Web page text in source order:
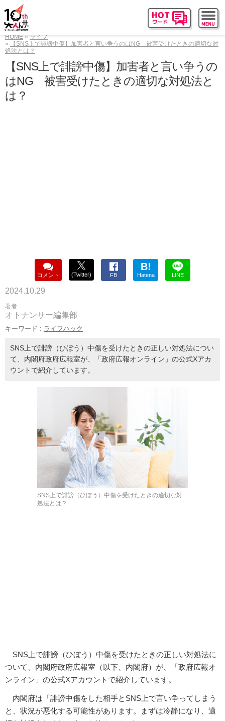
HOME
ライフ
【SNS上で誹謗中傷】加害者と言い争うのはNG 被害受けたときの適切な対
処法とは？
【SNS上で誹謗中傷】加害者と言い争うの
はNG 被害受けたときの適切な対処法と
は？
コメント (Twitter) FB
B!
Hatena LINE
2024.10.29
著者 :
オトナンサー編集部
キーワード : ライフハック
SNS上で誹謗（ひぼう）中傷を受けたときの正しい対処法につい
て、内閣府政府広報室が、「政府広報オンライン」の公式Xアカ
ウントで紹介しています。
SNS上で誹謗（ひぼう）中傷を受けたときの適切な対
処法とは？
SNS上で誹謗（ひぼう）中傷を受けたときの正しい対処法に
ついて、内閣府政府広報室（以下、内閣府）が、「政府広報オ
ンライン」の公式Xアカウントで紹介しています。
内閣府は「誹謗中傷をした相手とSNS上で言い争ってしまう
と、状況が悪化する可能性があります。まずは冷静になり、適